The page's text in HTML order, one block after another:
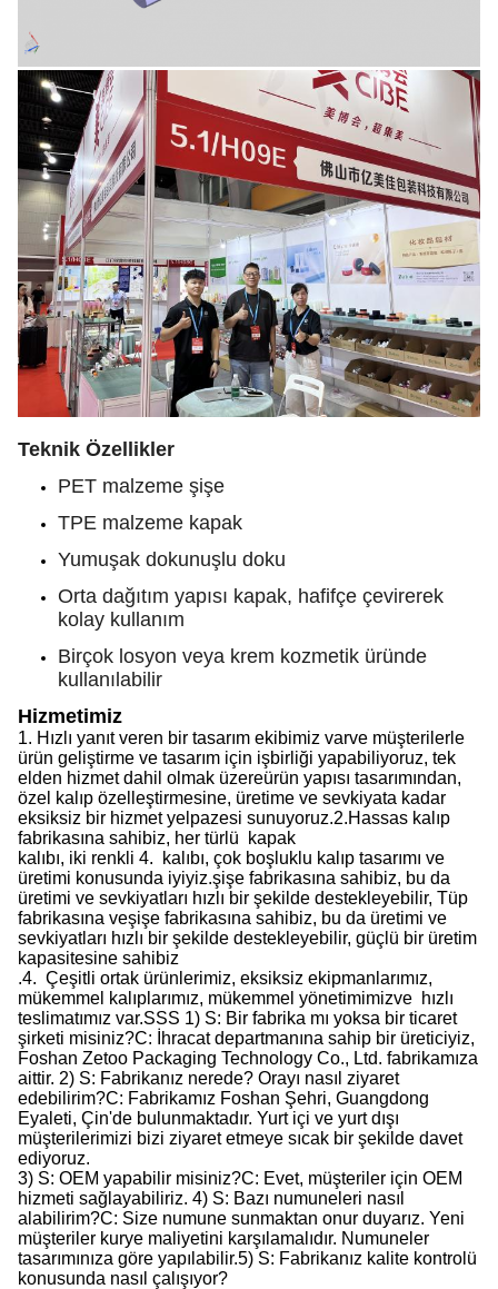
Teknik Özellikler
PET malzeme şişe
TPE malzeme kapak
Yumuşak dokunuşlu doku
Orta dağıtım yapısı kapak, hafifçe çevirerek
kolay kullanım
Birçok losyon veya krem kozmetik üründe
kullanılabilir
Hizmetimiz
1. Hızlı yanıt veren bir tasarım ekibimiz varve müşterilerle
ürün geliştirme ve tasarım için işbirliği yapabiliyoruz, tek
elden hizmet dahil olmak üzereürün yapısı tasarımından,
özel kalıp özelleştirmesine, üretime ve sevkiyata kadar
eksiksiz bir hizmet yelpazesi sunuyoruz.2.Hassas kalıp
fabrikasına sahibiz, her türlü
kapak
kalıbı, iki renkli 4.
kalıbı, çok boşluklu kalıp tasarımı ve
üretimi konusunda iyiyiz.şişe fabrikasına sahibiz, bu da
üretimi ve sevkiyatları hızlı bir şekilde destekleyebilir, Tüp
fabrikasına veşişe fabrikasına sahibiz, bu da üretimi ve
sevkiyatları hızlı bir şekilde destekleyebilir, güçlü bir üretim
kapasitesine sahibiz
.4. Çeşitli ortak ürünlerimiz, eksiksiz ekipmanlarımız,
mükemmel kalıplarımız, mükemmel yönetimimizve hızlı
teslimatımız var.SSS 1) S: Bir fabrika mı yoksa bir ticaret
şirketi misiniz?C: İhracat departmanına sahip bir üreticiyiz,
Foshan Zetoo Packaging Technology Co., Ltd. fabrikamıza
aittir. 2) S: Fabrikanız nerede? Orayı nasıl ziyaret
edebilirim?C: Fabrikamız Foshan Şehri, Guangdong
Eyaleti, Çin'de bulunmaktadır. Yurt içi ve yurt dışı
müşterilerimizi bizi ziyaret etmeye sıcak bir şekilde davet
ediyoruz.
3) S: OEM yapabilir misiniz?C: Evet, müşteriler için OEM
hizmeti sağlayabiliriz. 4) S: Bazı numuneleri nasıl
alabilirim?C: Size numune sunmaktan onur duyarız. Yeni
müşteriler kurye maliyetini karşılamalıdır. Numuneler
tasarımınıza göre yapılabilir.5) S: Fabrikanız kalite kontrolü
konusunda nasıl çalışıyor?